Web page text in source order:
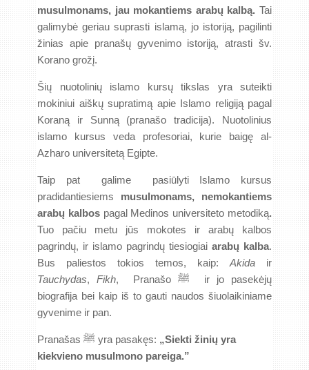
musulmonams, jau mokantiems arabų kalbą. Tai
galimybė geriau suprasti islamą, jo istoriją, pagilinti
žinias apie pranašų gyvenimo istoriją, atrasti šv.
Korano grožį.
Šių nuotolinių islamo kursų tikslas yra suteikti
mokiniui aiškų supratimą apie Islamo religiją pagal
Koraną ir Sunną (pranašo tradicija). Nuotolinius
islamo kursus veda profesoriai, kurie baigę al-
Azharo universitetą Egipte.
Taip pat galime pasiūlyti Islamo kursus
pradidantiesiems musulmonams, nemokantiems
arabų kalbospagal Medinos universiteto metodiką.
Tuo pačiu metu jūs mokotes ir arabų kalbos
pagrindų, ir islamo pagrindų tiesiogiai arabų kalba.
Bus paliestos tokios temos, kaip: Akida ir
Tauchydas, Fikh, Pranašo ﷺ ir jo pasekėjų
biografija bei kaip iš to gauti naudos šiuolaikiniame
gyvenime ir pan.
Pranašas ﷺ yra pasakęs: „Siekti žinių yra
kiekvieno musulmono pareiga.”